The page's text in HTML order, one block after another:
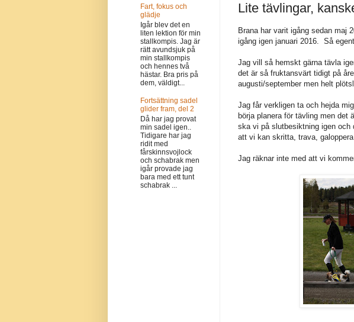
Lite tävlingar,
Brana har varit igång sedan maj
igång igen januari 2016. Så
Jag vill så hemskt gärna tävla
det är så fruktansvärt tidigt på
augusti/september men helt
Jag får verkligen ta och hejda
börja planera för tävling men det
ska vi på slutbesiktning igen och
att vi kan skritta, trava,
Jag räknar inte med att vi
Fart, fokus och
glädje
Igår blev det en
liten lektion för min
stallkompis. Jag är
rätt avundsjuk på
min stallkompis
och hennes två
hästar. Bra pris på
dem, väldigt...
Fortsättning sadel
glider fram, del 2
Då har jag provat
min sadel igen..
Tidigare har jag
ridit med
fårskinnsvojlock
och schabrak men
igår provade jag
bara med ett tunt
schabrak ...